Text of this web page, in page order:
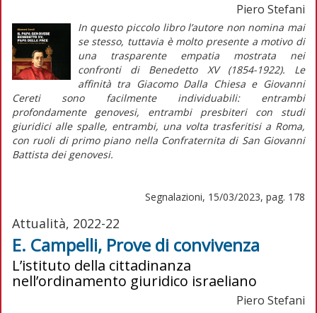
Piero Stefani
In questo piccolo libro l’autore non nomina mai
se stesso, tuttavia è molto presente a motivo di
una trasparente empatia mostrata nei
confronti di Benedetto XV (1854-1922). Le
affinità tra Giacomo Dalla Chiesa e Giovanni
Cereti sono facilmente individuabili: entrambi
profondamente genovesi, entrambi presbiteri con studi
giuridici alle spalle, entrambi, una volta trasferitisi a Roma,
con ruoli di primo piano nella Confraternita di San Giovanni
Battista dei genovesi.
Segnalazioni, 15/03/2023, pag. 178
Attualità, 2022-22
E. Campelli, Prove di convivenza
L’istituto della cittadinanza
nell’ordinamento giuridico israeliano
Piero Stefani